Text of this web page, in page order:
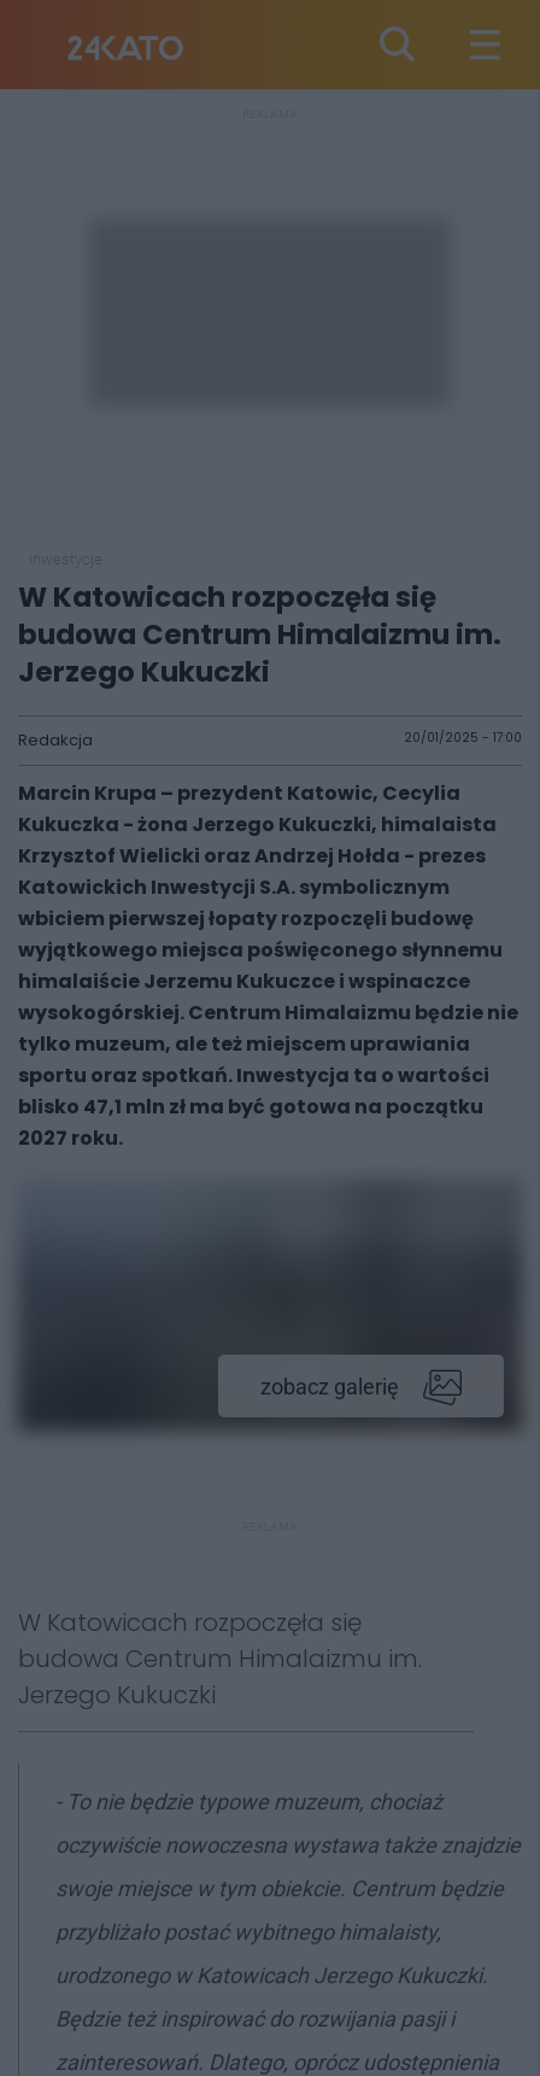
W Katowicach rozpoczęła się
budowa Centrum Himalaizmu im.
Jerzego Kukuczki
Redakcja 20/01/2025 - 17:00
Marcin Krupa – prezydent Katowic, Cecylia
Kukuczka - żona Jerzego Kukuczki, himalaista
Krzysztof Wielicki oraz Andrzej Hołda - prezes
Katowickich Inwestycji S.A. symbolicznym
wbiciem pierwszej łopaty rozpoczęli budowę
wyjątkowego miejsca poświęconego słynnemu
himalaiście Jerzemu Kukuczce i wspinaczce
wysokogórskiej. Centrum Himalaizmu będzie nie
tylko muzeum, ale też miejscem uprawiania
sportu oraz spotkań. Inwestycja ta o wartości
blisko 47,1 mln zł ma być gotowa na początku
2027 roku.
zobacz galerię
W Katowicach rozpoczęła się
budowa Centrum Himalaizmu im.
Jerzego Kukuczki
- To nie będzie typowe muzeum, chociaż
oczywiście nowoczesna wystawa także znajdzie
swoje miejsce w tym obiekcie. Centrum będzie
przybliżało postać wybitnego himalaisty,
urodzonego w Katowicach Jerzego Kukuczki.
Będzie też inspirować do rozwijania pasji i
zainteresowań. Dlatego, oprócz udostępnienia